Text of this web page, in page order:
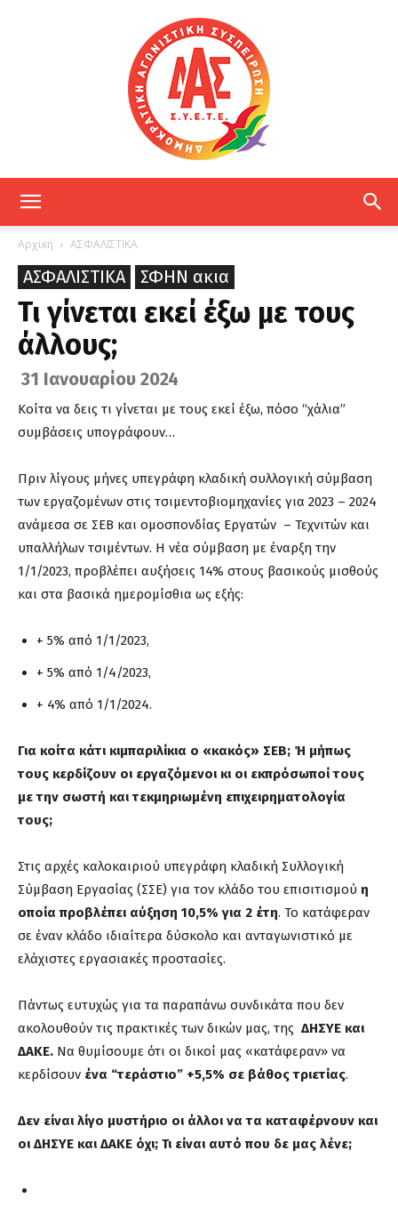
ΕΤΕ
Αρχική ΑΣΦΑΛΙΣΤΙΚΑ
ΑΣΦΑΛΙΣΤΙΚΑ ΣΦΗΝ ακια
Τι γίνεται εκεί έξω με τους
άλλους;
31 Ιανουαρίου 2024
Κοίτα να δεις τι γίνεται με τους εκεί έξω, πόσο “χάλια”
συμβάσεις υπογράφουν…
Πριν λίγους μήνες υπεγράφη κλαδική συλλογική σύμβαση
των εργαζομένων στις τσιμεντοβιομηχανίες για 2023 – 2024
ανάμεσα σε ΣΕΒ και ομοσπονδίας Εργατών – Τεχνιτών και
υπαλλήλων τσιμέντων. Η νέα σύμβαση με έναρξη την
1/1/2023, προβλέπει αυξήσεις 14% στους βασικούς μισθούς
και στα βασικά ημερομίσθια ως εξής:
+ 5% από 1/1/2023,
+ 5% από 1/4/2023,
+ 4% από 1/1/2024.
Για κοίτα κάτι κιμπαριλίκια ο «κακός» ΣΕΒ; Ή μήπως
τους κερδίζουν οι εργαζόμενοι κι οι εκπρόσωποί τους
με την σωστή και τεκμηριωμένη επιχειρηματολογία
τους;
Στις αρχές καλοκαιριού υπεγράφη κλαδική Συλλογική
Σύμβαση Εργασίας (ΣΣΕ) για τον κλάδο του επισιτισμού η
οποία προβλέπει αύξηση 10,5% για 2 έτη. Το κατάφεραν
σε έναν κλάδο ιδιαίτερα δύσκολο και ανταγωνιστικό με
ελάχιστες εργασιακές προστασίες.
Πάντως ευτυχώς για τα παραπάνω συνδικάτα που δεν
ακολουθούν τις πρακτικές των δικών μας, της ΔΗΣΥΕ και
ΔΑΚΕ. Να θυμίσουμε ότι οι δικοί μας «κατάφεραν» να
κερδίσουν ένα “τεράστιο” +5,5% σε βάθος τριετίας.
Δεν είναι λίγο μυστήριο οι άλλοι να τα καταφέρνουν και
οι ΔΗΣΥΕ και ΔΑΚΕ όχι; Τι είναι αυτό που δε μας λένε;